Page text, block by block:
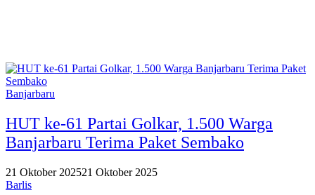
Banjarbaru
HUT ke-61 Partai Golkar, 1.500 Warga
Banjarbaru Terima Paket Sembako
21 Oktober 202521 Oktober 2025
Barlis